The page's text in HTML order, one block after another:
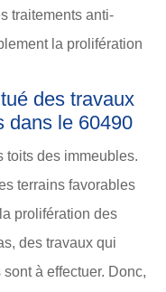
traitements anti-
la prolifération
des travaux
dans le 60490
toits des immeubles.
terrains favorables
prolifération des
des travaux qui
à effectuer. Donc,